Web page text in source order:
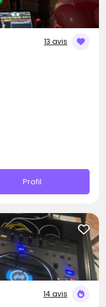
13 avis
Profil
14 avis